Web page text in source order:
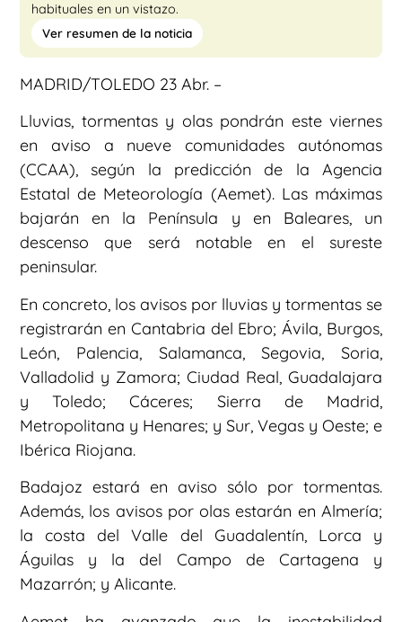
habituales en un vistazo.
Ver resumen de la noticia
MADRID/TOLEDO 23 Abr. –
Lluvias, tormentas y olas pondrán este viernes
en aviso a nueve comunidades autónomas
(CCAA), según la predicción de la Agencia
Estatal de Meteorología (Aemet). Las máximas
bajarán en la Península y en Baleares, un
descenso que será notable en el sureste
peninsular.
En concreto, los avisos por lluvias y tormentas se
registrarán en Cantabria del Ebro; Ávila, Burgos,
León, Palencia, Salamanca, Segovia, Soria,
Valladolid y Zamora; Ciudad Real, Guadalajara
y Toledo; Cáceres; Sierra de Madrid,
Metropolitana y Henares; y Sur, Vegas y Oeste; e
Ibérica Riojana.
Badajoz estará en aviso sólo por tormentas.
Además, los avisos por olas estarán en Almería;
la costa del Valle del Guadalentín, Lorca y
Águilas y la del Campo de Cartagena y
Mazarrón; y Alicante.